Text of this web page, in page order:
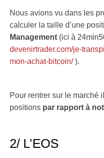
Nous avions vu dans les
calculer la taille d’une
Management (ici à
devenirtrader.com/je-
mon-achat-bitcoin/).
Pour rentrer sur le marché
positions par rapport à
2/ L’EOS